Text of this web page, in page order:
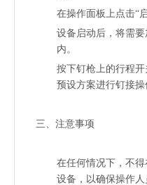
在操作面板上点击“
设备启动后，将需
内。
按下钉枪上的行程
预设方案进行钉接操
三、注意事项
在任何情况下，不
设备，以确保操作人